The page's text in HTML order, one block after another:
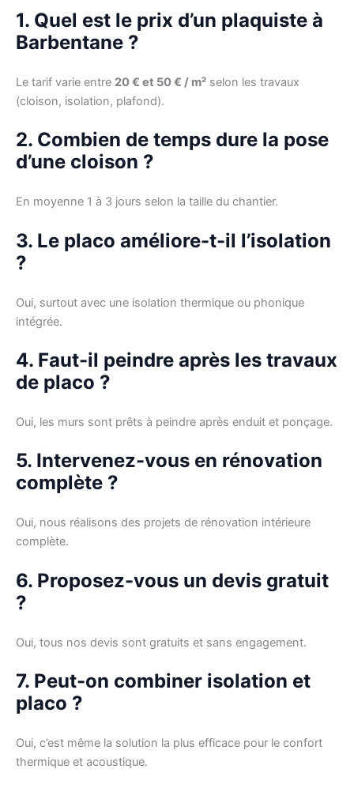
1. Quel est le prix d’un plaquiste à
Barbentane ?
Le tarif varie entre 20 € et 50 € / m² selon les travaux
(cloison, isolation, plafond).
2. Combien de temps dure la pose
d’une cloison ?
En moyenne 1 à 3 jours selon la taille du chantier.
3. Le placo améliore-t-il l’isolation
?
Oui, surtout avec une isolation thermique ou phonique
intégrée.
4. Faut-il peindre après les travaux
de placo ?
Oui, les murs sont prêts à peindre après enduit et ponçage.
5. Intervenez-vous en rénovation
complète ?
Oui, nous réalisons des projets de rénovation intérieure
complète.
6. Proposez-vous un devis gratuit
?
Oui, tous nos devis sont gratuits et sans engagement.
7. Peut-on combiner isolation et
placo ?
Oui, c’est même la solution la plus efficace pour le confort
thermique et acoustique.